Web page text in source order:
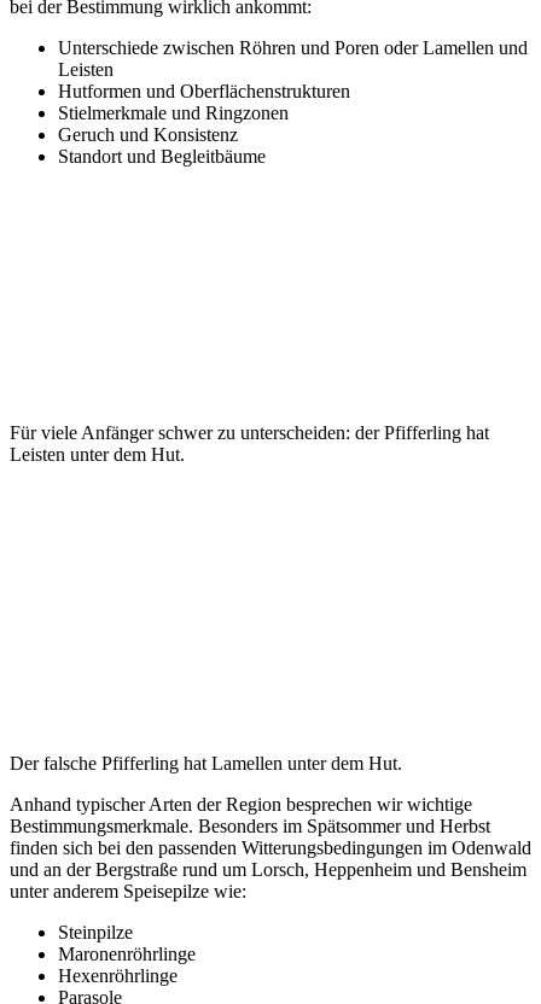
bei der Bestimmung wirklich ankommt:
Unterschiede zwischen Röhren und Poren oder Lamellen und
Leisten
Hutformen und Oberflächenstrukturen
Stielmerkmale und Ringzonen
Geruch und Konsistenz
Standort und Begleitbäume
Für viele Anfänger schwer zu unterscheiden: der Pfifferling hat
Leisten unter dem Hut.
Der falsche Pfifferling hat Lamellen unter dem Hut.
Anhand typischer Arten der Region besprechen wir wichtige
Bestimmungsmerkmale. Besonders im Spätsommer und Herbst
finden sich bei den passenden Witterungsbedingungen im Odenwald
und an der Bergstraße rund um Lorsch, Heppenheim und Bensheim
unter anderem Speisepilze wie:
Steinpilze
Maronenröhrlinge
Hexenröhrlinge
Parasole